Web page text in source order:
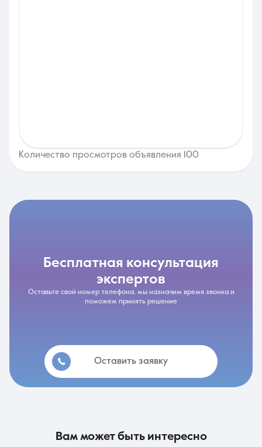
Количество просмотров объявления 100
бесплатная консультация
экспертов
Оставьте свой номер телефона, мы назначим время звонка и
поможем принять решение
Оставить заявку
вам может быть интересно